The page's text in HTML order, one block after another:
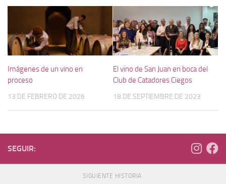
Imágenes de un vino en
proceso
13 DE FEBRERO DE 2026
El vino de San Juan en boca del
Club de Catadores Ciegos
18 DE SEPTIEMBRE DE 2023
SEGUIR:
SIGUIENTE HISTORIA